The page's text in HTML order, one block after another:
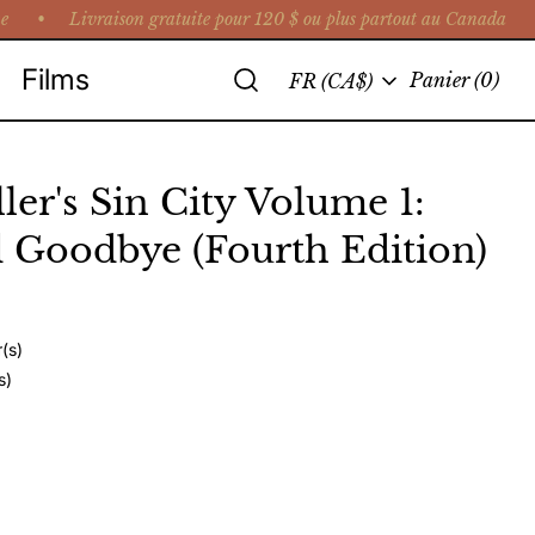
• Livraison gratuite pour 120 $ ou plus partout au Canada
Films Recherche
Langue
FR (CA$) Panier (0)
Sin City Volume 1:
(Fourth Edition)